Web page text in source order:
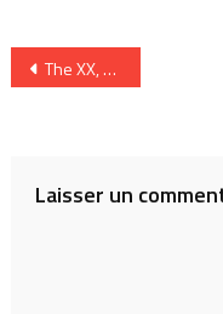
Navigation
The XX, 20 ans et une musique intemporelle
Laisser un